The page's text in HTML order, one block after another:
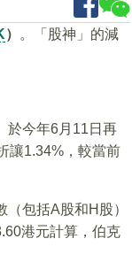
）
。「股神」的減
於今年6月11日再
讓1.34%，較當前
包括A股和H股）
港元計算，伯克